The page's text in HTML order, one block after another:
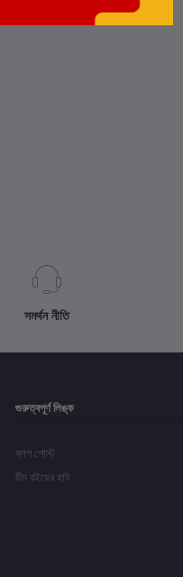
সমর্থন নীতি
গুরুত্বপূর্ণ লিঙ্ক
ব্লগ পোস্ট
টিম বইয়ের হাট